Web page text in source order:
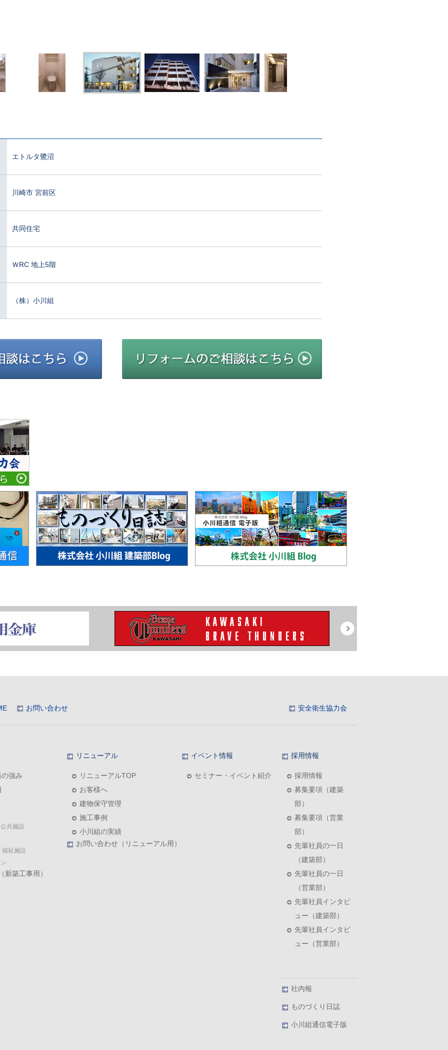
エトルタ鷺沼
川崎市 宮前区
共同住宅
ＷRC 地上5階
（株）小川組
お問い合わせ 安全衛生協力会
強み
共施設
福祉施設
新築工事用）
リニューアル
リニューアルTOP
お客様へ
建物保守管理
施工事例
小川組の実績
お問い合わせ（リニューアル用）
イベント情報
セミナー・イベント紹介
採用情報
採用情報
募集要項（建築
部）
募集要項（営業
部）
先輩社員の一日
（建築部）
先輩社員の一日
（営業部）
先輩社員インタビ
ュー（建築部）
先輩社員インタビ
ュー（営業部）
社内報
ものづくり日誌
小川組通信電子版